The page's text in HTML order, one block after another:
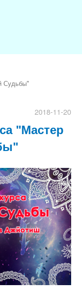
Судьбы"
2018-11-20
"Мастер